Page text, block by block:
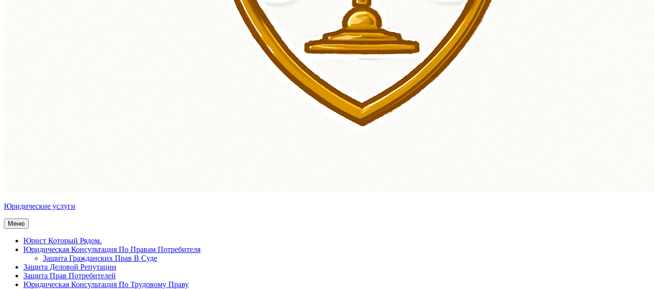
Юридические услуги
Меню
Юрист Который Рядом.
Юридическая Консультация По Правам Потребителя
Защита Гражданских Прав В Суде
Защита Деловой Репутации
Защита Прав Потребителей
Юридическая Консультация По Трудовому Праву